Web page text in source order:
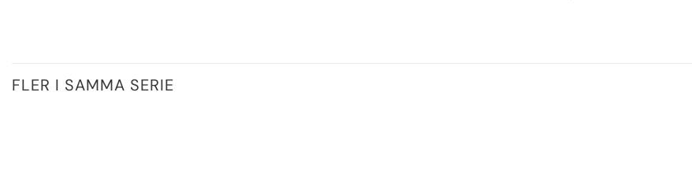
FLER I SAMMA SERIE